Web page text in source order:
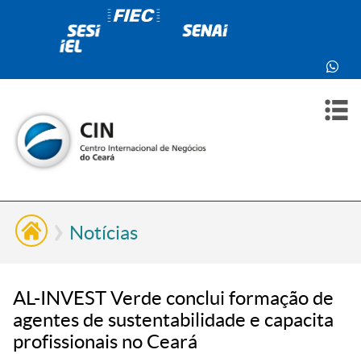
Notícias
AL-INVEST Verde conclui formação de
agentes de sustentabilidade e capacita
profissionais no Ceará